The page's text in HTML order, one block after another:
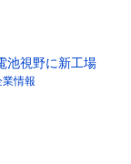
池視野に新工場
業情報